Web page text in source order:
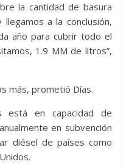
la cantidad de basura
a la conclusión,
año para cubrir todo el
1.9 MM de litros”,
más, prometió Días.
está en capacidad de
en subvención
diésel de países como